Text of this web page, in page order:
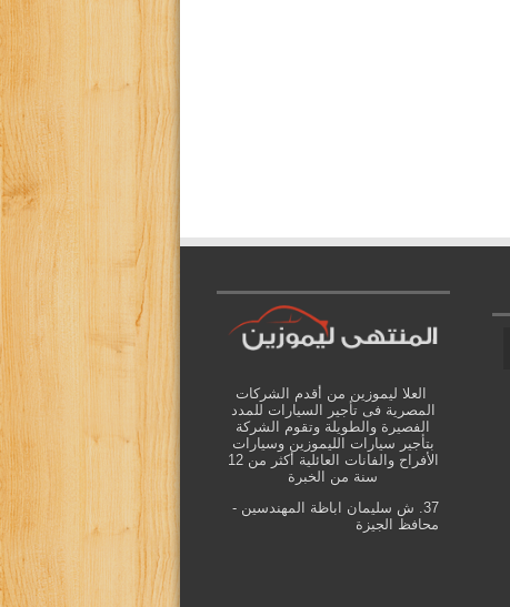
العلا ليموزين من أقدم الشركات
المصرية فى تأجير السيارات للمدد
الفصيرة والطويلة وتقوم الشركة
بتأجير سيارات الليموزين وسيارات
الأفراح والفانات العائلية أكثر من 12
سنة من الخبرة
37. ش سليمان اباظة المهندسين -
محافظ الجيزة